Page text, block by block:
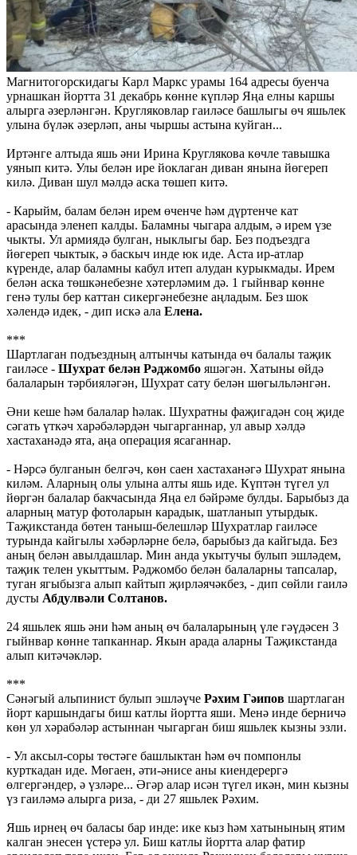
Магнитогорскидагы Карл Маркс урамы 164 адресы буенча
урнашкан йортта 31 декабрь көнне күпләр Яңа елны каршы
алырга әзерләнгән. Кругляковлар гаиләсе башлыгы өч яшьлек
улына бүләк әзерләп, аны чыршы астына куйган...
Иртәнге алтыда яшь әни Ирина Круглякова көчле тавышка
уянып китә. Улы белән ире йоклаган диван янына йөгереп
килә. Диван шул мәлдә аска төшеп китә.
- Карыйм, балам белән ирем өченче һәм дүртенче кат
арасында эленеп калды. Баламны чыгара алдым, ә ирем үзе
чыкты. Ул армиядә булган, ныклыгы бар. Без подъездга
йөгереп чыктык, ә баскыч инде юк иде. Аста ир-атлар
күренде, алар баламны кабул итеп алудан курыкмады. Ирем
белән аска төшкәнебезне хәтерләмим дә. 1 гыйнвар көнне
генә тулы бер каттан сикергәнебезне аңладым. Без шок
хәлендә идек, - дип искә ала Елена.
***
Шартлаган подъездның алтынчы катында өч балалы таҗик
гаиләсе - Шухрат белән Рәджомбо яшәгән. Хатыны өйдә
балаларын тәрбияләгән, Шухрат сату белән шөгыльләнгән.
Әни кеше һәм балалар һәлак. Шухратны фаҗигадән соң җиде
сәгать үткәч харәбәләрдән чыгарганнар, ул авыр хәлдә
хастаханәдә ята, аңа операция ясаганнар.
- Нәрсә булганын белгәч, көн саен хастаханәгә Шухрат янына
киләм. Аларның олы улына алты яшь иде. Күптән түгел ул
йөргән балалар бакчасында Яңа ел бәйрәме булды. Барыбыз да
аларның матур фотоларын карадык, шатланып утырдык.
Таҗикстанда бөтен таныш-белешләр Шухратлар гаиләсе
турында кайгылы хәбәрләрне белә, барыбыз да кайгыда. Без
аның белән авылдашлар. Мин анда укытучы булып эшләдем,
таҗик телен укыттым. Рәджомбо белән балаларны тапсалар,
туган ягыбызга алып кайтып җирләячәкбез, - дип сөйли гаилә
дусты Абдулвәли Солтанов.
24 яшьлек яшь әни һәм аның өч балаларының үле гәүдәсен 3
гыйнвар көнне тапканнар. Якын арада аларны Таҗикстанда
алып китәчәкләр.
***
Сәнәгый альпинист булып эшләүче Рәхим Гәипов шартлаган
йорт каршындагы биш катлы йортта яши. Менә инде берничә
көн ул хәрабәләр астыннан чыгарган биш яшьлек кызны эзли.
- Ул аксыл-соры төстәге башлыктан һәм өч помпонлы
курткадан иде. Мөгаен, әти-әнисе аны киендерергә
өлгергәндер, ә үзләре... Әгәр алар исән түгел икән, мин кызны
үз гаиләмә алырга риза, - ди 27 яшьлек Рәхим.
Яшь ирнең өч баласы бар инде: ике кыз һәм хатынының ятим
калган энесен үстерә ул. Биш катлы йортта алар фатир